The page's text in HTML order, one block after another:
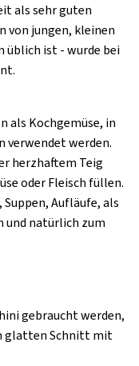
als sehr guten
von jungen, kleinen
üblich ist - wurde bei
als Kochgemüse, in
verwendet werden.
herzhaftem Teig
oder Fleisch füllen.
Aufläufe, als
und natürlich zum
gebraucht werden,
glatten Schnitt mit